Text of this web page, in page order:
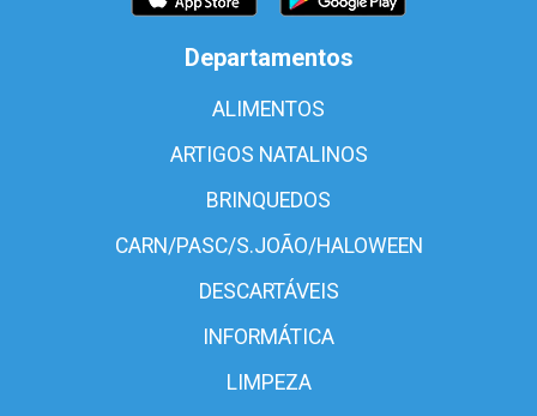
Departamentos
ALIMENTOS
ARTIGOS NATALINOS
BRINQUEDOS
CARN/PASC/S.JOÃO/HALOWEEN
DESCARTÁVEIS
INFORMÁTICA
LIMPEZA